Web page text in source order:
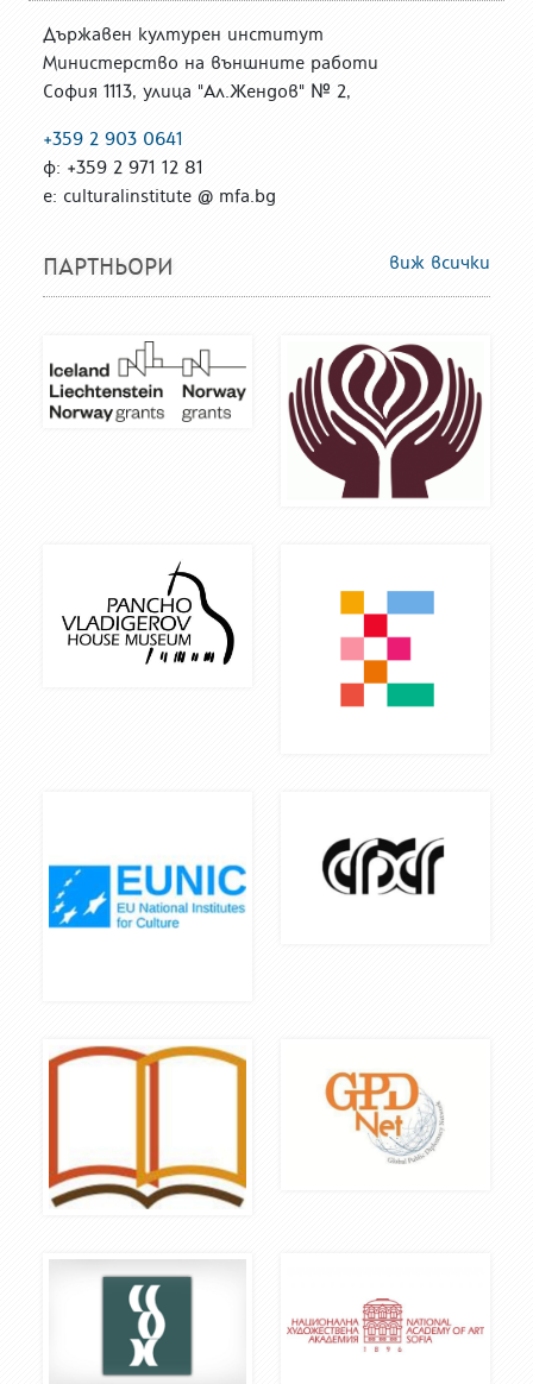
Държавен културен институт
Министерство на външните работи
София 1113, улица "Ал.Жендов" № 2,
+359 2 903 0641
ф: +359 2 971 12 81
е: culturalinstitute @ mfa.bg
ПАРТНЬОРИ виж всички